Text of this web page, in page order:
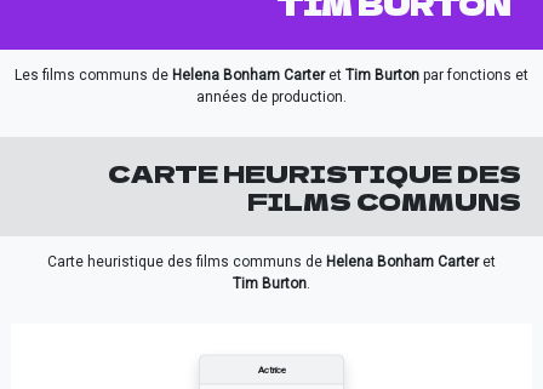
Les films communs de Helena Bonham Carteret Tim Burton par fonctions et
années de production.
CARTE HEURISTIQUE DES
FILMS COMMUNS
Carte heuristique des films communs de Helena Bonham Carteret
Tim Burton.
Actrice